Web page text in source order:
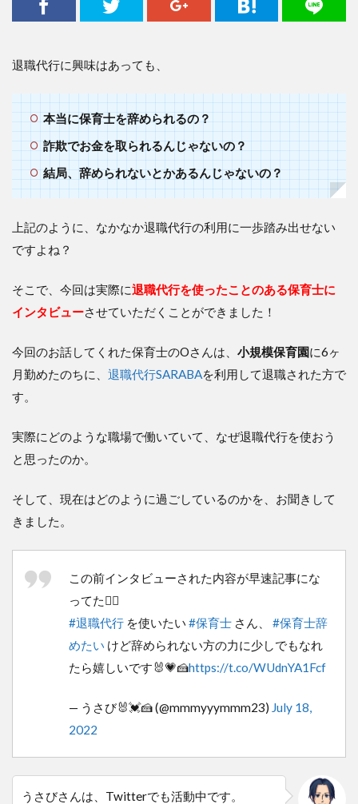
退職代行に興味はあっても、
本当に保育士を辞められるの？
詐欺でお金を取られるんじゃないの？
結局、辞められないとかあるんじゃないの？
上記のように、なかなか退職代行の利用に一歩踏み出せない
ですよね？
そこで、今回は実際に退職代行を使ったことのある保育士に
インタビューさせていただくことができました！
今回のお話してくれた保育士のOさんは、 小規模保育園に6ヶ
月勤めたのちに、 退職代行SARABAを利用して退職された方で
す。
実際にどのような職場で働いていて、なぜ退職代行を使おう
と思ったのか。
そして、現在はどのように過ごしているのかを、お聞きして
きました。
この前インタビューされた内容が早速記事にな
ってた✍🏻
#退職代行 を使いたい #保育士 さん、 #保育士辞
めたい けど辞められない方の力に少しでもなれ
たら嬉しいです🐰💗🍰https://t.co/WUdnYA1Fcf
— うさび🐰💓🍰 (@mmmyyymmm23) July 18,
2022
うさびさんは、Twitterでも活動中です。